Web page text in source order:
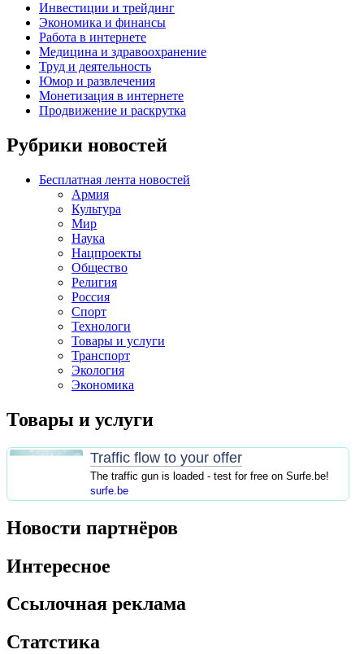
Инвестиции и трейдинг
Экономика и финансы
Работа в интернете
Медицина и здравоохранение
Труд и деятельность
Юмор и развлечения
Монетизация в интернете
Продвижение и раскрутка
Рубрики новостей
Бесплатная лента новостей
Армия
Культура
Мир
Наука
Нацпроекты
Общество
Религия
Россия
Спорт
Технологи
Товары и услуги
Транспорт
Экология
Экономика
Товары и услуги
Traffic flow to your offer
The traffic gun is loaded - test for free on Surfe.be!
surfe.be
Новости партнёров
Интересное
Ссылочная реклама
Статстика